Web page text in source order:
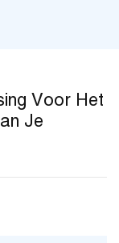
Voor Het
Je